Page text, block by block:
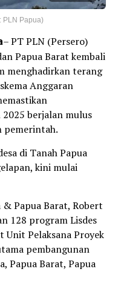
PLN Papua)
– PT PLN (Persero)
Papua Barat kembali
menghadirkan terang
Anggaran
berjalan mulus
pemerintah.
di Tanah Papua
kini mulai
& Papua Barat, Robert
128 program Lisdes
Unit Pelaksana Proyek
pembangunan
Papua Barat, Papua